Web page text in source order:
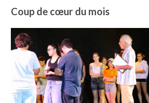
Coup de cœur du mois